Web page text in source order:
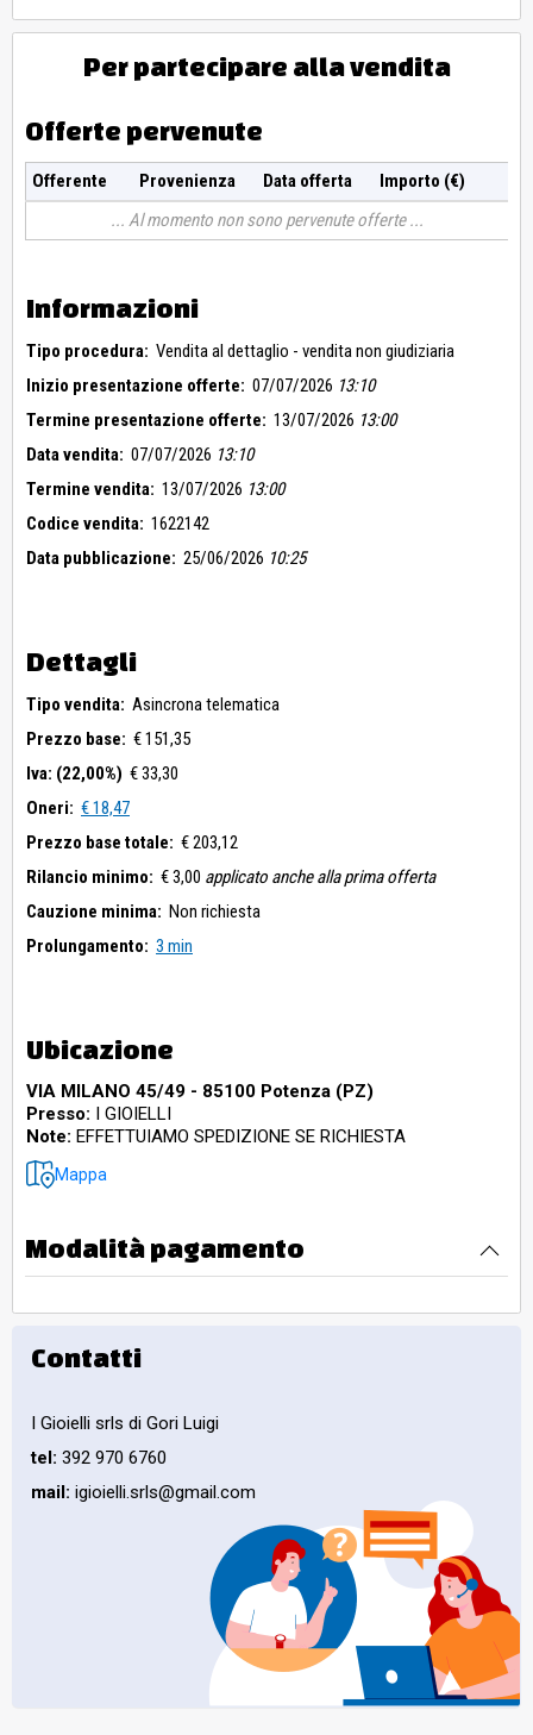
Per partecipare alla vendita
Offerte pervenute
Offerente Provenienza Data offerta
Importo (€)
Al momento non sono pervenute offerte
Informazioni
Tipo procedura: Vendita al dettaglio - vendita non giudiziaria
Inizio presentazione offerte: 07/07/2026 13:10
Termine presentazione offerte: 13/07/2026 13:00
Data vendita: 07/07/2026 13:10
Termine vendita: 13/07/2026 13:00
Codice vendita: 1622142
Data pubblicazione: 25/06/2026 10:25
Dettagli
Tipo vendita: Asincrona telematica
Prezzo base: € 151,35
Iva: (22,00%) € 33,30
Oneri: € 18,47
Prezzo base totale: € 203,12
Rilancio minimo: € 3,00 applicato anche alla prima offerta
Cauzione minima: Non richiesta
Prolungamento: 3 min
Ubicazione
VIA MILANO 45/49 - 85100 Potenza (PZ)
Presso: I GIOIELLI
Note: EFFETTUIAMO SPEDIZIONE SE RICHIESTA
Mappa
Modalità pagamento
Contatti
I Gioielli srls di Gori Luigi
tel: 392 970 6760
mail: igioielli.srls@gmail.com